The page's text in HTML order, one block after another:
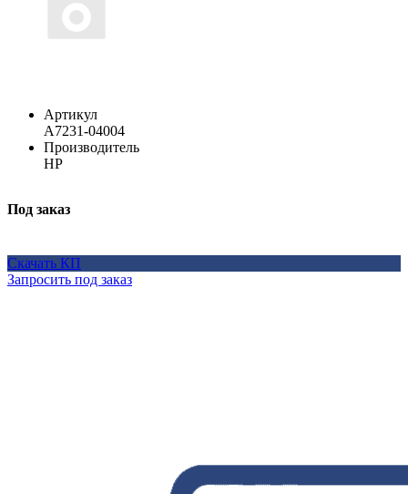
Артикул
A7231-04004
Производитель
HP
Под заказ
Скачать КП
Запросить под заказ